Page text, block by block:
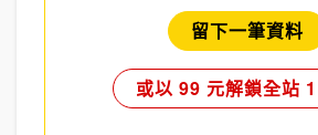
留下一筆資料
或以 99 元解鎖全站